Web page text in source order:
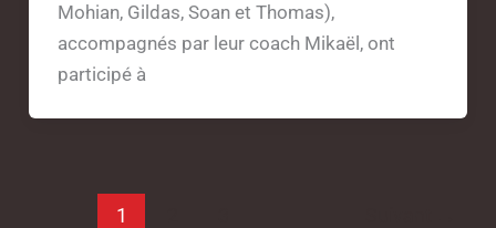
Mohian, Gildas, Soan et Thomas),
accompagnés par leur coach Mikaël, ont
participé à
1